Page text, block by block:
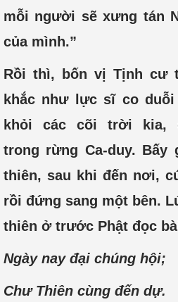
mỗi người sẽ xưng tán
của mình.”
Rồi thì, bốn vị Tịnh cư
khắc như lực sĩ co
khỏi các cõi trời kia,
trong rừng Ca-duy.
thiên, sau khi đến nơi,
rồi đứng sang một bên.
thiên ở trước Phật đọc
Ngày nay đại chúng hội;
Chư Thiên cùng đến dự.